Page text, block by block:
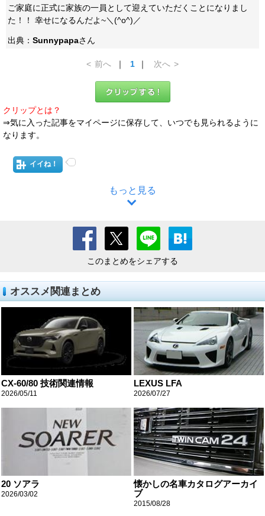
ご家庭に正式に家族の一員として迎えていただくことになりまし
た！！ 幸せになるんだよ~＼(^o^)／
出典： Sunnypapaさん
< 前へ ｜ 1 ｜ 次へ >
クリップとは？
⇒気に入った記事をマイページに保存して、いつでも見られるように
なります。
イイね！
もっと見る
このまとめをシェアする
オススメ関連まとめ
CX-60/80 技術関連情報
2026/05/11
LEXUS LFA
2026/07/27
20 ソアラ
2026/03/02
懐かしの名車カタログアーカイ
ブ
2015/08/28